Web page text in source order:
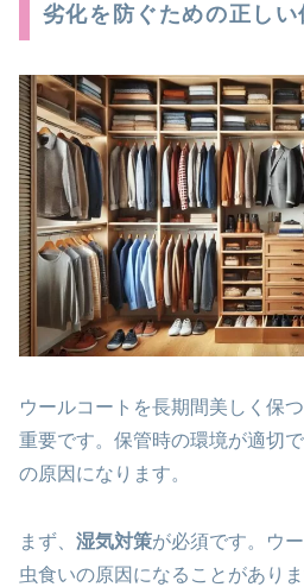
劣化を防ぐための正しい
ウールコートを長期間美しく保
重要です。保管時の環境が適切
の原因になります。
まず、 湿気対策が必須です。ウ
虫食いの原因になることがあり